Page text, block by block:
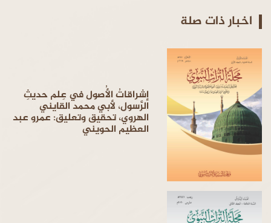
اخبار ذات صلة
إشراقاتُ الأُصول في عِلم حديثِ
الرَّسول، لأبي محمد القايني
الهروي، تحقيق وتعليق: عمرو عبد
العظيم الحويني